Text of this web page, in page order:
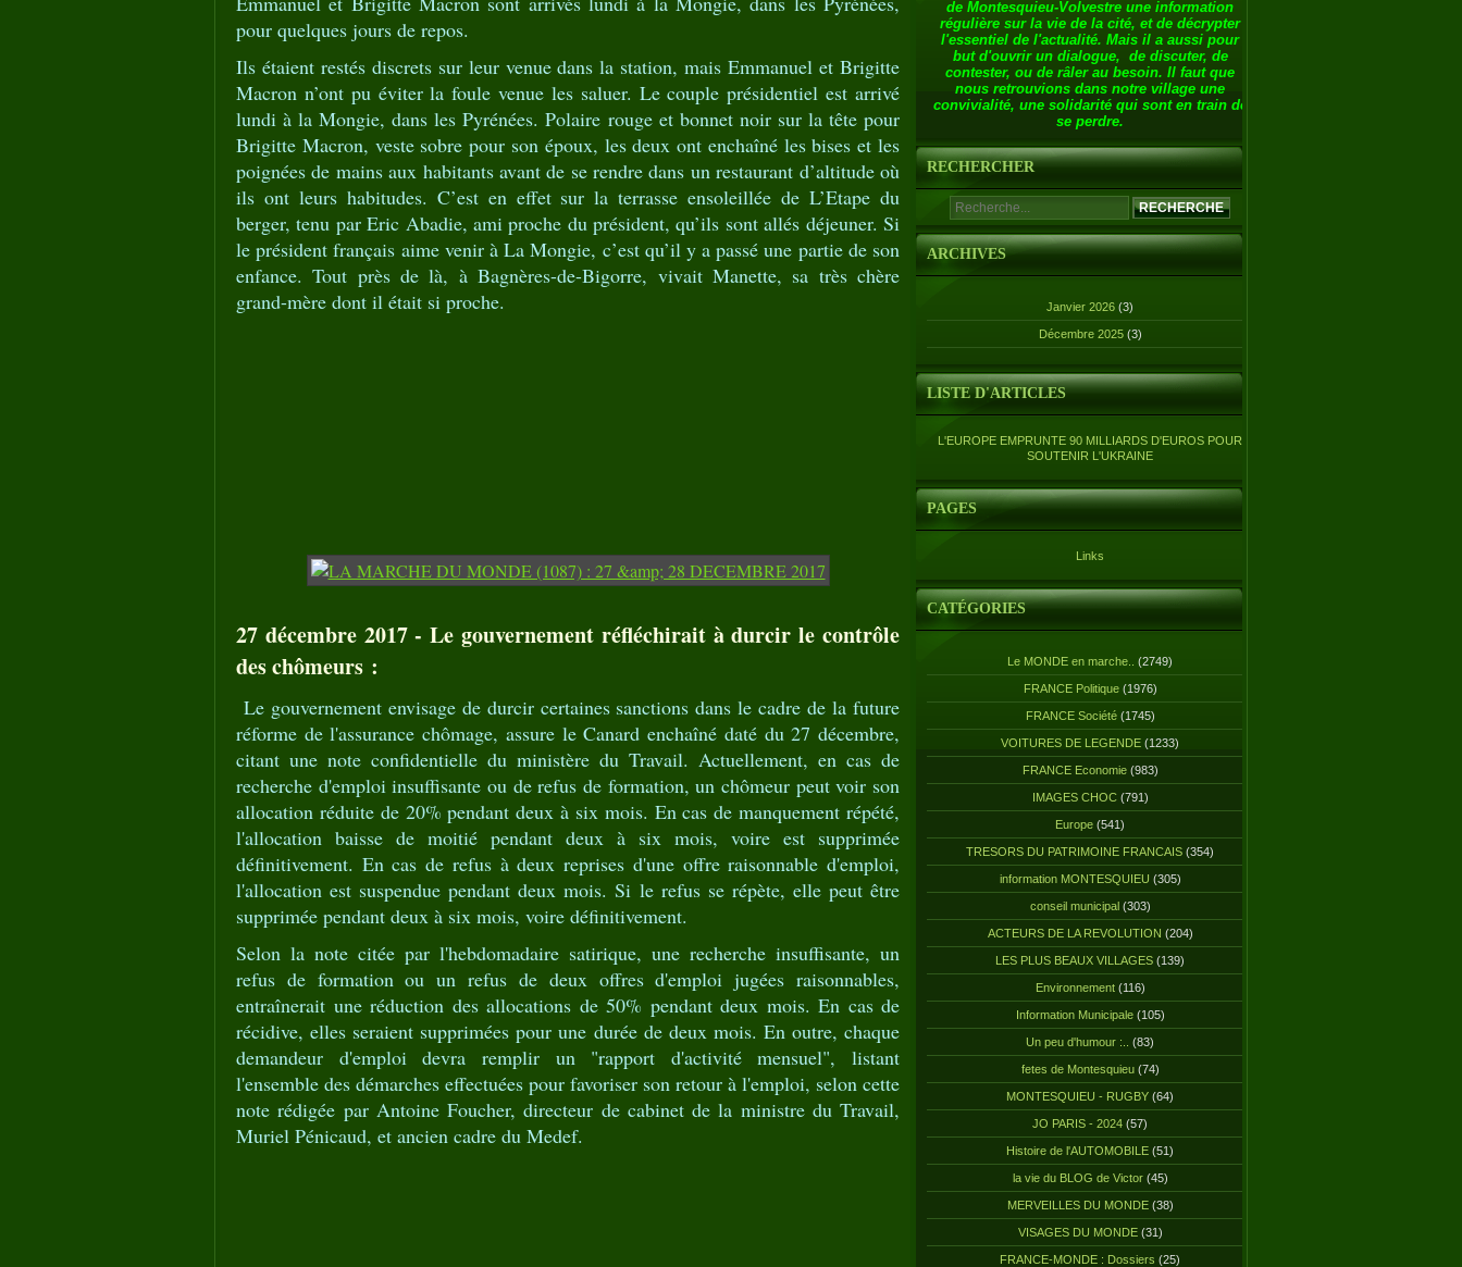
pour quelques jours de repos.
Ils étaient restés discrets sur leur venue dans la station, mais Emmanuel et Brigitte
Macron n’ont pu éviter la foule venue les saluer. Le couple présidentiel est arrivé
lundi à la Mongie, dans les Pyrénées. Polaire rouge et bonnet noir sur la tête pour
Brigitte Macron, veste sobre pour son époux, les deux ont enchaîné les bises et les
poignées de mains aux habitants avant de se rendre dans un restaurant d’altitude où
ils ont leurs habitudes. C’est en effet sur la terrasse ensoleillée de L’Etape du
berger, tenu par Eric Abadie, ami proche du président, qu’ils sont allés déjeuner. Si
le président français aime venir à La Mongie, c’est qu’il y a passé une partie de son
enfance. Tout près de là, à Bagnères-de-Bigorre, vivait Manette, sa très chère
grand-mère dont il était si proche.
27 décembre 2017 - Le gouvernement réfléchirait à durcir le contrôle
des chômeurs :
Le gouvernement envisage de durcir certaines sanctions dans le cadre de la future
réforme de l'assurance chômage, assure le Canard enchaîné daté du 27 décembre,
citant une note confidentielle du ministère du Travail. Actuellement, en cas de
recherche d'emploi insuffisante ou de refus de formation, un chômeur peut voir son
allocation réduite de 20% pendant deux à six mois. En cas de manquement répété,
l'allocation baisse de moitié pendant deux à six mois, voire est supprimée
définitivement. En cas de refus à deux reprises d'une offre raisonnable d'emploi,
l'allocation est suspendue pendant deux mois. Si le refus se répète, elle peut être
supprimée pendant deux à six mois, voire définitivement.
Selon la note citée par l'hebdomadaire satirique, une recherche insuffisante, un
refus de formation ou un refus de deux offres d'emploi jugées raisonnables,
entraînerait une réduction des allocations de 50% pendant deux mois. En cas de
récidive, elles seraient supprimées pour une durée de deux mois. En outre, chaque
demandeur d'emploi devra remplir un "rapport d'activité mensuel", listant
l'ensemble des démarches effectuées pour favoriser son retour à l'emploi, selon cette
note rédigée par Antoine Foucher, directeur de cabinet de la ministre du Travail,
Muriel Pénicaud, et ancien cadre du Medef.
de Montesquieu-Volvestre une information
régulière sur la vie de la cité, et de décrypter
l'essentiel de l'actualité. Mais il a aussi pour
but d'ouvrir un dialogue, de discuter, de
contester, ou de râler au besoin. Il faut que
nous retrouvions dans notre village une
convivialité, une solidarité qui sont en train de
se perdre.
RECHERCHER
ARCHIVES
Janvier 2026 (3)
Décembre 2025 (3)
LISTE D'ARTICLES
L'EUROPE EMPRUNTE 90 MILLIARDS D'EUROS POUR
SOUTENIR L'UKRAINE
PAGES
Links
CATÉGORIES
Le MONDE en marche.. (2749)
FRANCE Politique(1976)
FRANCE Société(1745)
VOITURES DE LEGENDE (1233)
FRANCE Economie(983)
IMAGES CHOC(791)
Europe (541)
TRESORS DU PATRIMOINE FRANCAIS (354)
information MONTESQUIEU (305)
conseil municipal(303)
ACTEURS DE LA REVOLUTION (204)
LES PLUS BEAUX VILLAGES (139)
Environnement(116)
Information Municipale(105)
Un peu d'humour :.. (83)
fetes de Montesquieu(74)
MONTESQUIEU - RUGBY (64)
JO PARIS - 2024 (57)
Histoire de l'AUTOMOBILE (51)
la vie du BLOG de Victor(45)
MERVEILLES DU MONDE(38)
VISAGES DU MONDE(31)
FRANCE-MONDE : Dossiers (25)